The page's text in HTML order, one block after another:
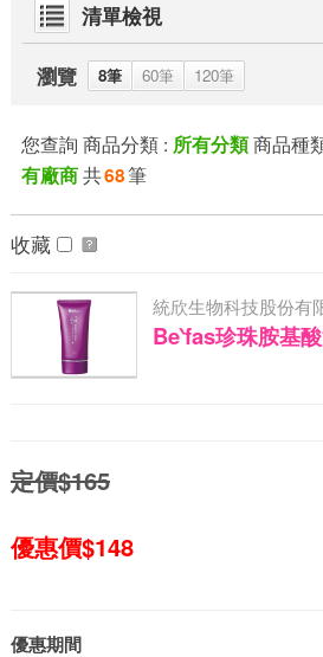
清單檢視
瀏覽 8筆 60筆 120筆
您查詢 商品分類 : 所有分類商品種
有廠商共68筆
收藏
統欣生物科技股份有
Be‵fas珍珠胺基
定價$165
優惠價$148
優惠期間